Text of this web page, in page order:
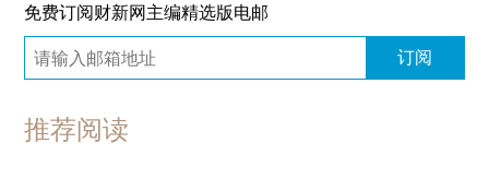
免费订阅财新网主编精选版电邮
订阅
推荐阅读